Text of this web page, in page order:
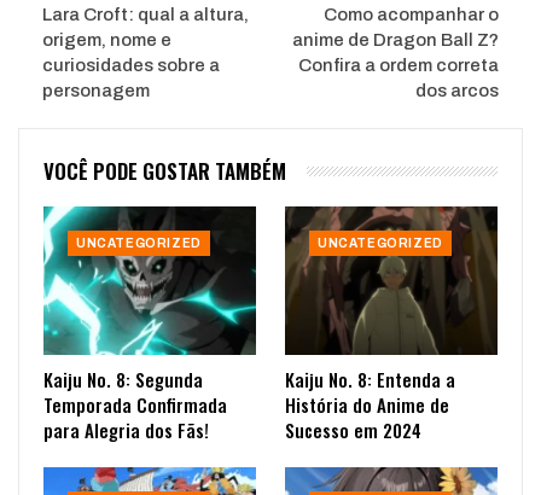
Lara Croft: qual a altura,
origem, nome e
curiosidades sobre a
personagem
Como acompanhar o
anime de Dragon Ball Z?
Confira a ordem correta
dos arcos
VOCÊ PODE GOSTAR TAMBÉM
UNCATEGORIZED
Kaiju No. 8: Segunda
Temporada Confirmada
para Alegria dos Fãs!
UNCATEGORIZED
Kaiju No. 8: Entenda a
História do Anime de
Sucesso em 2024